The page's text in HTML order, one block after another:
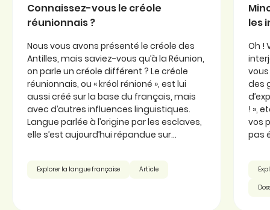
Connaissez-vous le créole
réunionnais ?
Nous vous avons présenté le créole des
Antilles, mais saviez-vous qu’à la Réunion,
on parle un créole différent ? Le créole
réunionnais, ou « kréol rénioné », est lui
aussi créé sur la base du français, mais
avec d’autres influences linguistiques.
Langue parlée à l’origine par les esclaves,
elle s’est aujourd’hui répandue sur...
Explorer la langue française Article
les
Oh !
des
! »,
vos
pas